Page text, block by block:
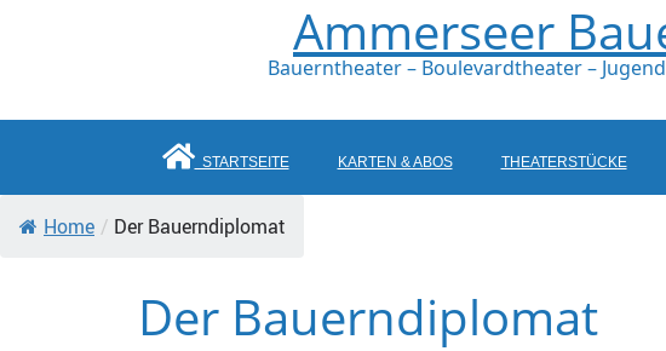
Ammerseer
Bauerntheater – Boulevardtheater –
STARTSEITE KARTEN & ABOS THEATERSTÜCKE
Home / Der Bauerndiplomat
Der Bauerndiplomat